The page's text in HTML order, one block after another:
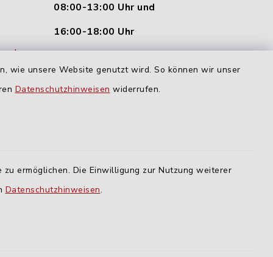
wie unsere Website genutzt wird. So können wir unser
Datenschutzhinweisen widerrufen.
ermöglichen. Die Einwilligung zur Nutzung weiterer
Datenschutzhinweisen.
08:00-13:00 Uhr und
16:00-18:00 Uhr